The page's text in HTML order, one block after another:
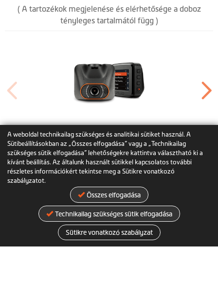
A weboldal technikailag szükséges és analitikai sütiket használ. A
Sütibeállításokban az „Összes elfogadása” vagy a „Technikailag
szükséges sütik elfogadása” lehetőségekre kattintva választható ki a
kívánt beállítás. Az általunk használt sütikkel kapcsolatos további
részletes információkért tekintse meg a Sütikre vonatkozó
szabályzatot.
Összes elfogadása
Technikailag szükséges sütik elfogadása
Sütikre vonatkozó szabályzat
( A tartozékok megjelenése és elérhetősége a doboz
tényleges tartalmától függ )
MiVue™ C541 (Legacy)
Ez is érdekes lehet